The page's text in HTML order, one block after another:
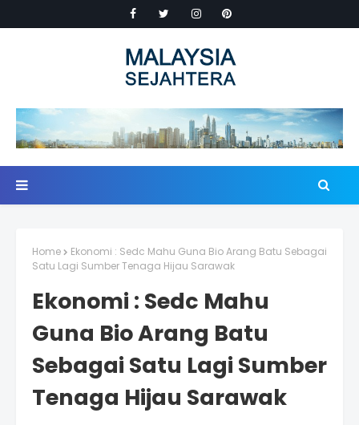
Home
Ekonomi : Sedc Mahu Guna Bio Arang Batu Sebagai
Satu Lagi Sumber Tenaga Hijau Sarawak
Ekonomi : Sedc Mahu
Guna Bio Arang Batu
Sebagai Satu Lagi Sumber
Tenaga Hijau Sarawak